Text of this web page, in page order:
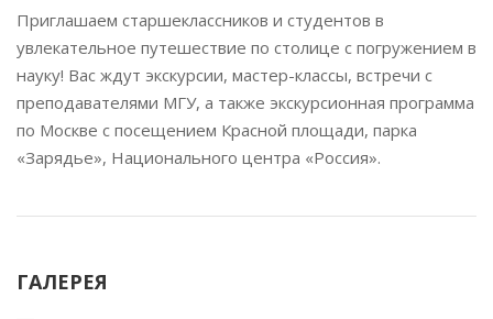
Приглашаем старшеклассников и студентов в
увлекательное путешествие по столице с погружением в
науку! Вас ждут экскурсии, мастер-классы, встречи с
преподавателями МГУ, а также экскурсионная программа
по Москве с посещением Красной площади, парка
«Зарядье», Национального центра «Россия».
ГАЛЕРЕЯ